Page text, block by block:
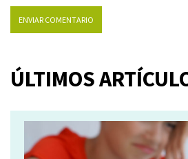
ÚLTIMOS